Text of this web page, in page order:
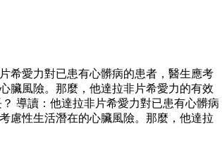
希愛力對已患有心髒病的患者，醫生應考
臟風險。那麼，他達拉非片希愛力的有效
導讀：他達拉非片希愛力對已患有心髒病
慮性生活潛在的心臟風險。那麼，他達拉